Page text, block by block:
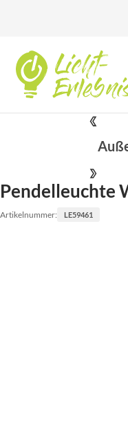
Pendelleuchte
Artikelnummer: LE59461